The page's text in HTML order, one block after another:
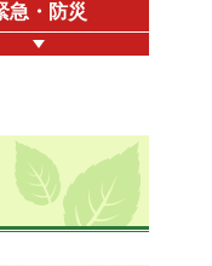
急・防災